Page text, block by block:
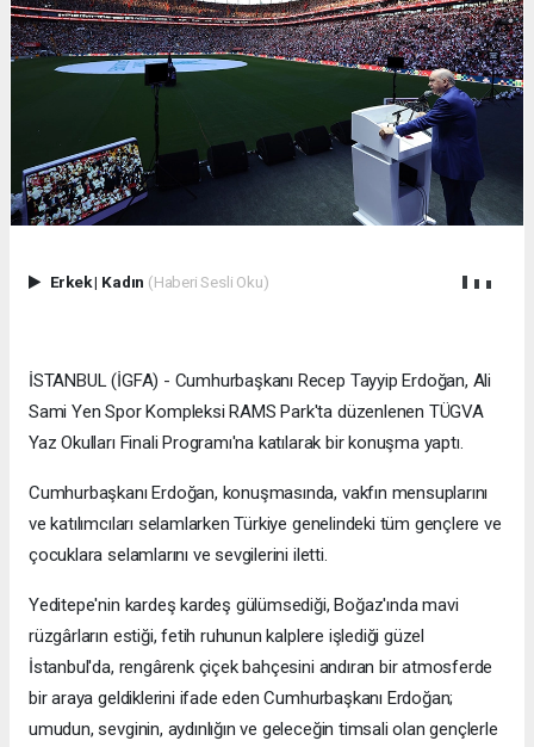
Erkek| Kadın (Haberi Sesli Oku)
İSTANBUL (İGFA) - Cumhurbaşkanı Recep Tayyip Erdoğan, Ali
Sami Yen Spor Kompleksi RAMS Park'ta düzenlenen TÜGVA
Yaz Okulları Finali Programı'na katılarak bir konuşma yaptı.
Cumhurbaşkanı Erdoğan, konuşmasında, vakfın mensuplarını
ve katılımcıları selamlarken Türkiye genelindeki tüm gençlere ve
çocuklara selamlarını ve sevgilerini iletti.
Yeditepe'nin kardeş kardeş gülümsediği, Boğaz'ında mavi
rüzgârların estiği, fetih ruhunun kalplere işlediği güzel
İstanbul'da, rengârenk çiçek bahçesini andıran bir atmosferde
bir araya geldiklerini ifade eden Cumhurbaşkanı Erdoğan;
umudun, sevginin, aydınlığın ve geleceğin timsali olan gençlerle